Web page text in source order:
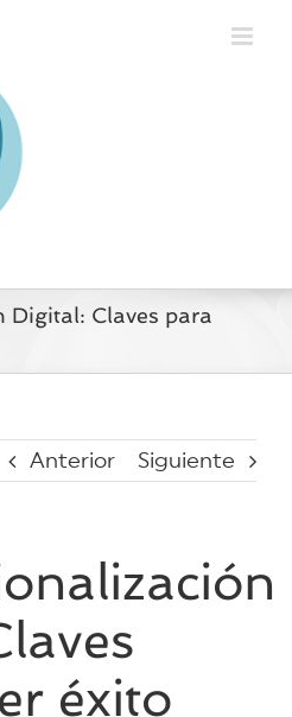
Digital: Claves para
Anterior Siguiente
éxito